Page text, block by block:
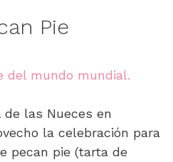
Pie
de las Nueces en
la celebración para
pecan pie (tarta de